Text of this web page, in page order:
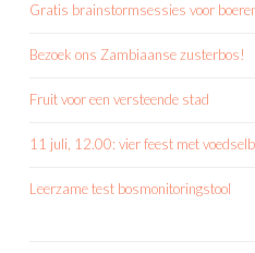
Gratis brainstormsessies voor
Bezoek ons Zambiaanse zusterbos!
Fruit voor een versteende stad
11 juli, 12.00: vier feest met
Leerzame test bosmonitoringstool